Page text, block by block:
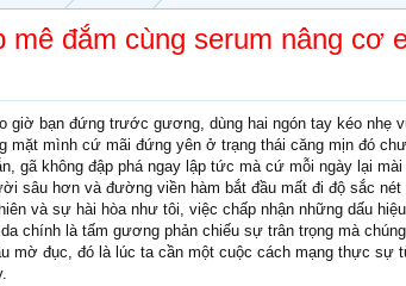
mê đắm cùng serum nâng cơ
giờ bạn đứng trước gương, dùng hai ngón tay kéo nhẹ
mặt mình cứ mãi đứng yên ở trạng thái căng mịn đó
gã không đập phá ngay lập tức mà cứ mỗi ngày lại
sâu hơn và đường viền hàm bắt đầu mất đi độ sắc
và sự hài hòa như tôi, việc chấp nhận những dấu
chính là tấm gương phản chiếu sự trân trọng mà
mờ đục, đó là lúc ta cần một cuộc cách mạng thực sự